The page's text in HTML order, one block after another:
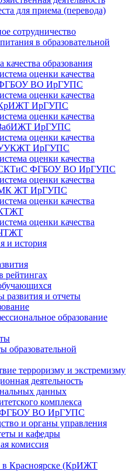
для приема (перевода)
сотрудничество
в образовательной
качества образования
оценки качества
ФГБОУ ВО ИрГУПС
оценки качества
КрИЖТ ИрГУПС
оценки качества
ЗабИЖТ ИрГУПС
оценки качества
УУКЖТ ИрГУПС
оценки качества
СКТиС ФГБОУ ВО ИрГУПС
оценки качества
МК ЖТ ИрГУПС
оценки качества
КТЖТ
оценки качества
ЧТЖТ
и история
рейтингах
развития и отчеты
образование
образовательной
терроризму и экстремизму
деятельность
данных
комплекса
ФГБОУ ВО ИрГУПС
и органы управления
и кафедры
комиссия
Красноярске (КрИЖТ